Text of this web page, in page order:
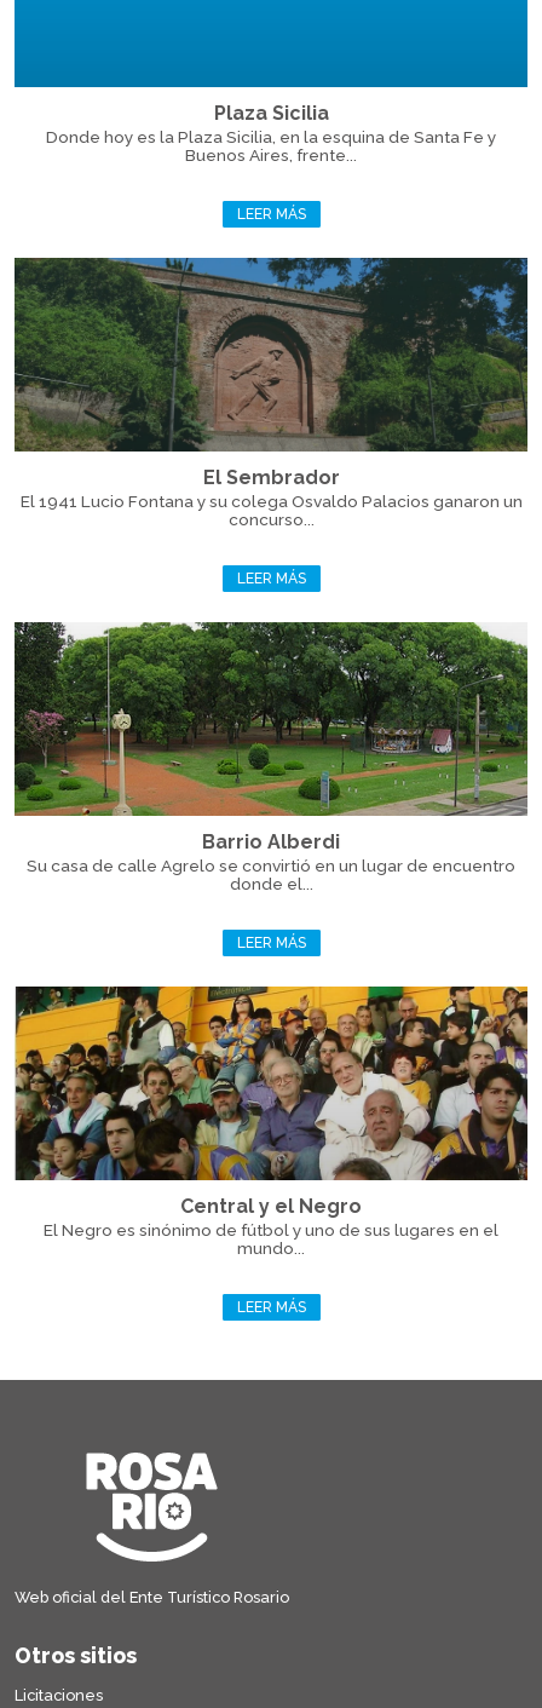
Plaza Sicilia
Donde hoy es la Plaza Sicilia, en la esquina de Santa Fe y
Buenos Aires, frente...
LEER MÁS
El Sembrador
El 1941 Lucio Fontana y su colega Osvaldo Palacios ganaron un
concurso...
LEER MÁS
Barrio Alberdi
Su casa de calle Agrelo se convirtió en un lugar de encuentro
donde el...
LEER MÁS
Central y el Negro
El Negro es sinónimo de fútbol y uno de sus lugares en el
mundo...
LEER MÁS
Web oficial del Ente Turístico Rosario
Otros sitios
Licitaciones